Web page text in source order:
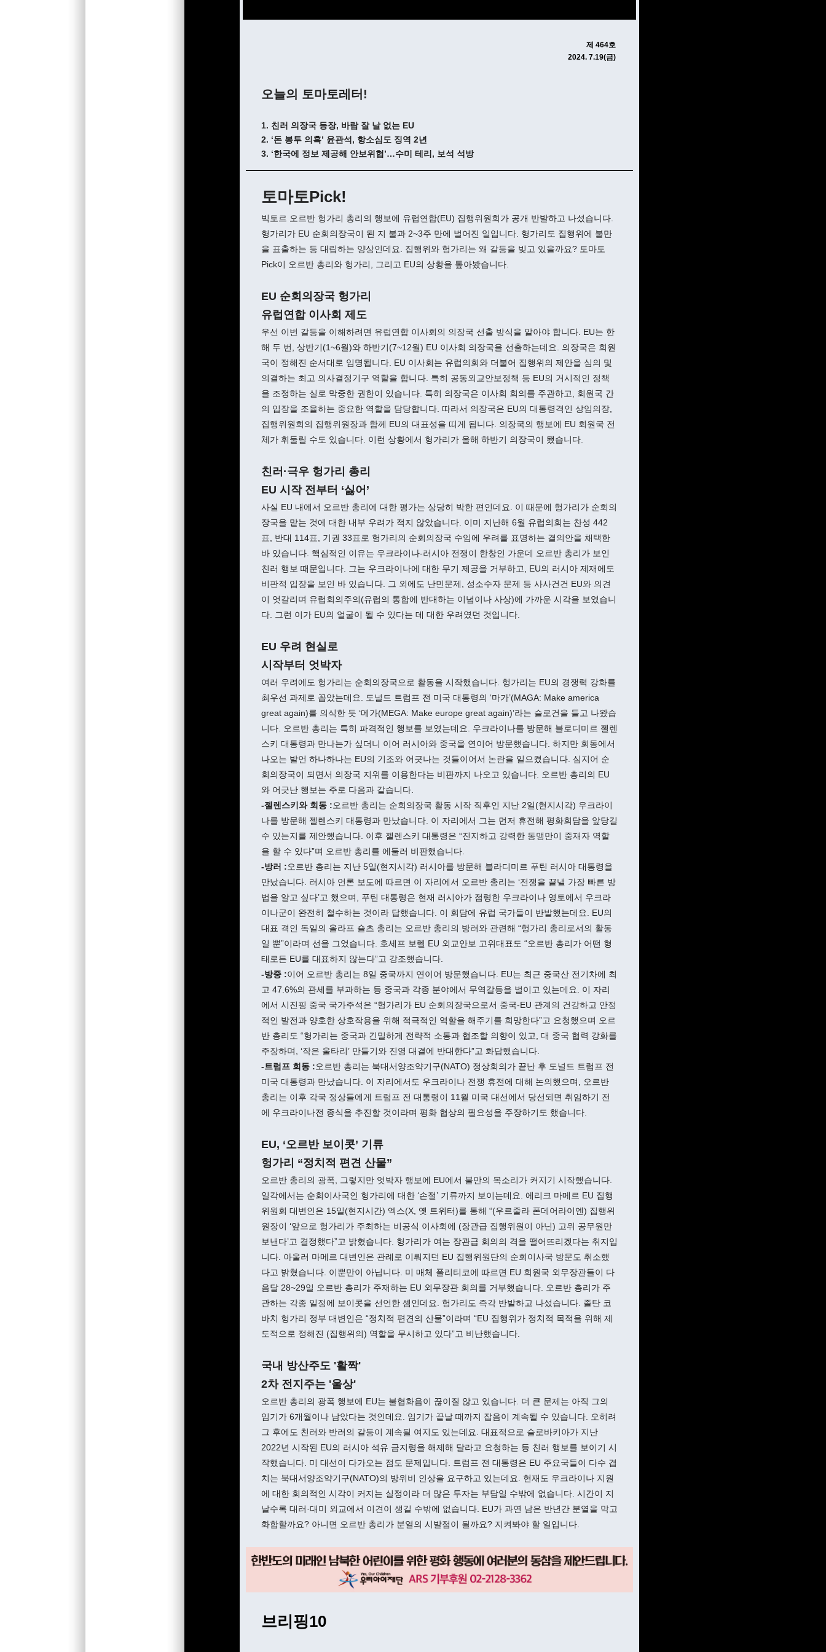
제 464호
2024. 7.19(금)
오늘의 토마토레터!
1. 친러 의장국 등장, 바람 잘 날 없는 EU
2. ‘돈 봉투 의혹’ 윤관석, 항소심도 징역 2년
3. ‘한국에 정보 제공해 안보위협’…수미 테리, 보석 석방
토마토Pick!
빅토르 오르반 헝가리 총리의 행보에 유럽연합(EU) 집행위원회가 공개 반발하고 나섰습니다.
헝가리가 EU 순회의장국이 된 지 불과 2~3주 만에 벌어진 일입니다. 헝가리도 집행위에 불만
을 표출하는 등 대립하는 양상인데요. 집행위와 헝가리는 왜 갈등을 빚고 있을까요? 토마토
Pick이 오르반 총리와 헝가리, 그리고 EU의 상황을 톺아봤습니다.
EU 순회의장국 헝가리
유럽연합 이사회 제도
우선 이번 갈등을 이해하려면 유럽연합 이사회의 의장국 선출 방식을 알아야 합니다. EU는 한
해 두 번, 상반기(1~6월)와 하반기(7~12월) EU 이사회 의장국을 선출하는데요. 의장국은 회원
국이 정해진 순서대로 임명됩니다. EU 이사회는 유럽의회와 더불어 집행위의 제안을 심의 및
의결하는 최고 의사결정기구 역할을 합니다. 특히 공동외교안보정책 등 EU의 거시적인 정책
을 조정하는 실로 막중한 권한이 있습니다. 특히 의장국은 이사회 회의를 주관하고, 회원국 간
의 입장을 조율하는 중요한 역할을 담당합니다. 따라서 의장국은 EU의 대통령격인 상임의장,
집행위원회의 집행위원장과 함께 EU의 대표성을 띠게 됩니다. 의장국의 행보에 EU 회원국 전
체가 휘둘릴 수도 있습니다. 이런 상황에서 헝가리가 올해 하반기 의장국이 됐습니다.
친러·극우 헝가리 총리
EU 시작 전부터 ‘싫어’
사실 EU 내에서 오르반 총리에 대한 평가는 상당히 박한 편인데요. 이 때문에 헝가리가 순회의
장국을 맡는 것에 대한 내부 우려가 적지 않았습니다. 이미 지난해 6월 유럽의회는 찬성 442
표, 반대 114표, 기권 33표로 헝가리의 순회의장국 수임에 우려를 표명하는 결의안을 채택한
바 있습니다. 핵심적인 이유는 우크라이나-러시아 전쟁이 한창인 가운데 오르반 총리가 보인
친러 행보 때문입니다. 그는 우크라이나에 대한 무기 제공을 거부하고, EU의 러시아 제재에도
비판적 입장을 보인 바 있습니다. 그 외에도 난민문제, 성소수자 문제 등 사사건건 EU와 의견
이 엇갈리며 유럽회의주의(유럽의 통합에 반대하는 이념이나 사상)에 가까운 시각을 보였습니
다. 그런 이가 EU의 얼굴이 될 수 있다는 데 대한 우려였던 것입니다.
EU 우려 현실로
시작부터 엇박자
여러 우려에도 헝가리는 순회의장국으로 활동을 시작했습니다. 헝가리는 EU의 경쟁력 강화를
최우선 과제로 꼽았는데요. 도널드 트럼프 전 미국 대통령의 ‘마가’(MAGA: Make america
great again)를 의식한 듯 ‘메가(MEGA: Make europe great again)’라는 슬로건을 들고 나왔습
니다. 오르반 총리는 특히 파격적인 행보를 보였는데요. 우크라이나를 방문해 블로디미르 젤렌
스키 대통령과 만나는가 싶더니 이어 러시아와 중국을 연이어 방문했습니다. 하지만 회동에서
나오는 발언 하나하나는 EU의 기조와 어긋나는 것들이어서 논란을 일으켰습니다. 심지어 순
회의장국이 되면서 의장국 지위를 이용한다는 비판까지 나오고 있습니다. 오르반 총리의 EU
와 어긋난 행보는 주로 다음과 같습니다.
-젤렌스키와 회동 :오르반 총리는 순회의장국 활동 시작 직후인 지난 2일(현지시각) 우크라이
나를 방문해 젤렌스키 대통령과 만났습니다. 이 자리에서 그는 먼저 휴전해 평화회담을 앞당길
수 있는지를 제안했습니다. 이후 젤렌스키 대통령은 “진지하고 강력한 동맹만이 중재자 역할
을 할 수 있다”며 오르반 총리를 에둘러 비판했습니다.
-방러 :오르반 총리는 지난 5일(현지시각) 러시아를 방문해 블라디미르 푸틴 러시아 대통령을
만났습니다. 러시아 언론 보도에 따르면 이 자리에서 오르반 총리는 ‘전쟁을 끝낼 가장 빠른 방
법을 알고 싶다’고 했으며, 푸틴 대통령은 현재 러시아가 점령한 우크라이나 영토에서 우크라
이나군이 완전히 철수하는 것이라 답했습니다. 이 회담에 유럽 국가들이 반발했는데요. EU의
대표 격인 독일의 올라프 숄츠 총리는 오르반 총리의 방러와 관련해 “헝가리 총리로서의 활동
일 뿐”이라며 선을 그었습니다. 호세프 보렐 EU 외교안보 고위대표도 “오르반 총리가 어떤 형
태로든 EU를 대표하지 않는다”고 강조했습니다.
-방중 :이어 오르반 총리는 8일 중국까지 연이어 방문했습니다. EU는 최근 중국산 전기차에 최
고 47.6%의 관세를 부과하는 등 중국과 각종 분야에서 무역갈등을 벌이고 있는데요. 이 자리
에서 시진핑 중국 국가주석은 “헝가리가 EU 순회의장국으로서 중국-EU 관계의 건강하고 안정
적인 발전과 양호한 상호작용을 위해 적극적인 역할을 해주기를 희망한다”고 요청했으며 오르
반 총리도 “헝가리는 중국과 긴밀하게 전략적 소통과 협조할 의향이 있고, 대 중국 협력 강화를
주장하며, ‘작은 울타리’ 만들기와 진영 대결에 반대한다”고 화답했습니다.
-트럼프 회동 :오르반 총리는 북대서양조약기구(NATO) 정상회의가 끝난 후 도널드 트럼프 전
미국 대통령과 만났습니다. 이 자리에서도 우크라이나 전쟁 휴전에 대해 논의했으며, 오르반
총리는 이후 각국 정상들에게 트럼프 전 대통령이 11월 미국 대선에서 당선되면 취임하기 전
에 우크라이나전 종식을 추진할 것이라며 평화 협상의 필요성을 주장하기도 했습니다.
EU, ‘오르반 보이콧’ 기류
헝가리 “정치적 편견 산물”
오르반 총리의 광폭, 그렇지만 엇박자 행보에 EU에서 불만의 목소리가 커지기 시작했습니다.
일각에서는 순회이사국인 헝가리에 대한 ‘손절’ 기류까지 보이는데요. 에리크 마메르 EU 집행
위원회 대변인은 15일(현지시간) 엑스(X, 옛 트위터)를 통해 “(우르줄라 폰데어라이엔) 집행위
원장이 ‘앞으로 헝가리가 주최하는 비공식 이사회에 (장관급 집행위원이 아닌) 고위 공무원만
보낸다’고 결정했다”고 밝혔습니다. 헝가리가 여는 장관급 회의의 격을 떨어뜨리겠다는 취지입
니다. 아울러 마메르 대변인은 관례로 이뤄지던 EU 집행위원단의 순회이사국 방문도 취소했
다고 밝혔습니다. 이뿐만이 아닙니다. 미 매체 폴리티코에 따르면 EU 회원국 외무장관들이 다
음달 28~29일 오르반 총리가 주재하는 EU 외무장관 회의를 거부했습니다. 오르반 총리가 주
관하는 각종 일정에 보이콧을 선언한 셈인데요. 헝가리도 즉각 반발하고 나섰습니다. 졸탄 코
바치 헝가리 정부 대변인은 “정치적 편견의 산물”이라며 “EU 집행위가 정치적 목적을 위해 제
도적으로 정해진 (집행위의) 역할을 무시하고 있다”고 비난했습니다.
국내 방산주도 '활짝'
2차 전지주는 '울상'
오르반 총리의 광폭 행보에 EU는 불협화음이 끊이질 않고 있습니다. 더 큰 문제는 아직 그의
임기가 6개월이나 남았다는 것인데요. 임기가 끝날 때까지 잡음이 계속될 수 있습니다. 오히려
그 후에도 친러와 반러의 갈등이 계속될 여지도 있는데요. 대표적으로 슬로바키아가 지난
2022년 시작된 EU의 러시아 석유 금지령을 해제해 달라고 요청하는 등 친러 행보를 보이기 시
작했습니다. 미 대선이 다가오는 점도 문제입니다. 트럼프 전 대통령은 EU 주요국들이 다수 겹
치는 북대서양조약기구(NATO)의 방위비 인상을 요구하고 있는데요. 현재도 우크라이나 지원
에 대한 회의적인 시각이 커지는 실정이라 더 많은 투자는 부담일 수밖에 없습니다. 시간이 지
날수록 대러·대미 외교에서 이견이 생길 수밖에 없습니다. EU가 과연 남은 반년간 분열을 막고
화합할까요? 아니면 오르반 총리가 분열의 시발점이 될까요? 지켜봐야 할 일입니다.
브리핑10